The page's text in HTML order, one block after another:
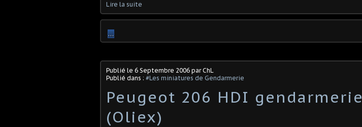
Lire la suite
…
Publié le 6 Septembre 2006 par ChL
Publié dans : #Les miniatures de Gendarmerie
Peugeot 206 HDI gendarmerie
(Oliex)